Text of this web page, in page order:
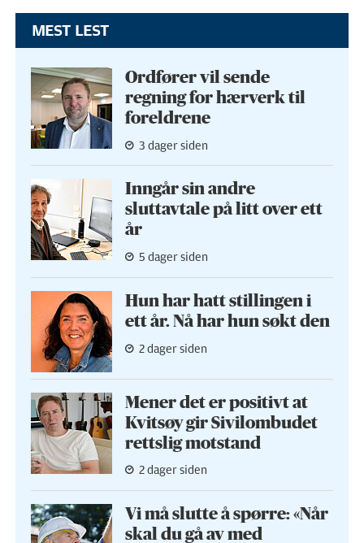
MEST LEST
Ordfører vil sende
regning for hærverk til
foreldrene
3 dager siden
Inngår sin andre
sluttavtale på litt over ett
år
5 dager siden
Hun har hatt stillingen i
ett år. Nå har hun søkt den
2 dager siden
Mener det er positivt at
Kvitsøy gir Sivilombudet
rettslig motstand
2 dager siden
Vi må slutte å spørre: «Når
skal du gå av med